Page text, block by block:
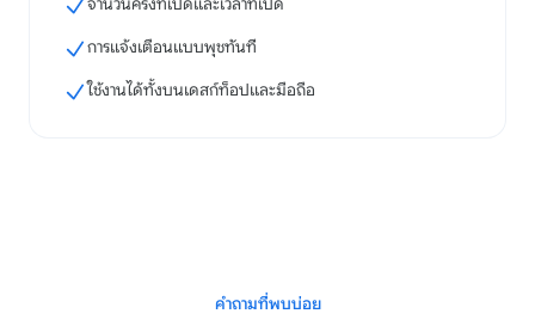
การแจ้งเตือนแบบพุชทันที
ใช้งานได้ทั้งบนเดสก์ท็อปและมือถือ
คำถามที่พบบ่อย